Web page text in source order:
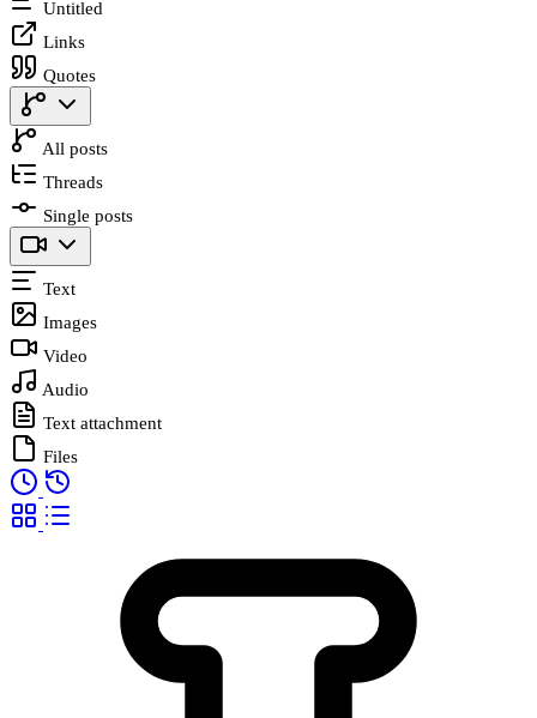
Untitled
Links
Quotes
All posts
Threads
Single posts
Text
Images
Video
Audio
Text attachment
Files